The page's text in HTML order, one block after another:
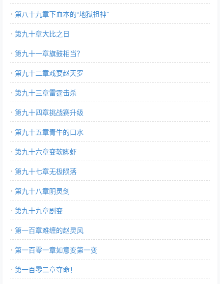
第八十九章下血本的“地狱祖神”
第九十章大比之日
第九十一章旗鼓相当？
第九十二章戏耍赵天罗
第九十三章雷霆击杀
第九十四章挑战赛升级
第九十五章青牛的口水
第九十六章变软脚虾
第九十七章无极陨落
第九十八章阴灵剑
第九十九章剧变
第一百章难缠的赵灵风
第一百零一章如意变第一变
第一百零二章夺命！